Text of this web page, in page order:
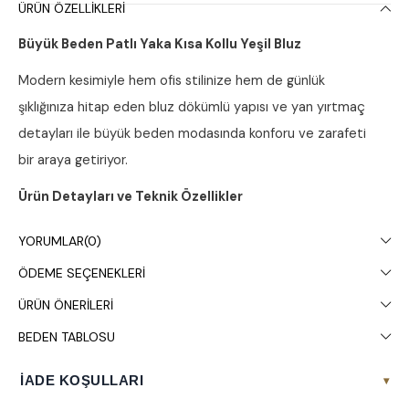
ÜRÜN ÖZELLIKLERI
Büyük Beden Patlı Yaka Kısa Kollu Yeşil Bluz
Modern kesimiyle hem ofis stilinize hem de günlük
şıklığınıza hitap eden bluz dökümlü yapısı ve yan yırtmaç
detayları ile büyük beden modasında konforu ve zarafeti
bir araya getiriyor.
Ürün Detayları ve Teknik Özellikler
Yaka ve Ön Detay:
ile kullanım kolaylığı sağlar.
formda tutulabilir.
YORUMLAR(0)
ÖDEME SEÇENEKLERI
ÜRÜN ÖNERILERI
BEDEN TABLOSU
İADE KOŞULLARI ▾